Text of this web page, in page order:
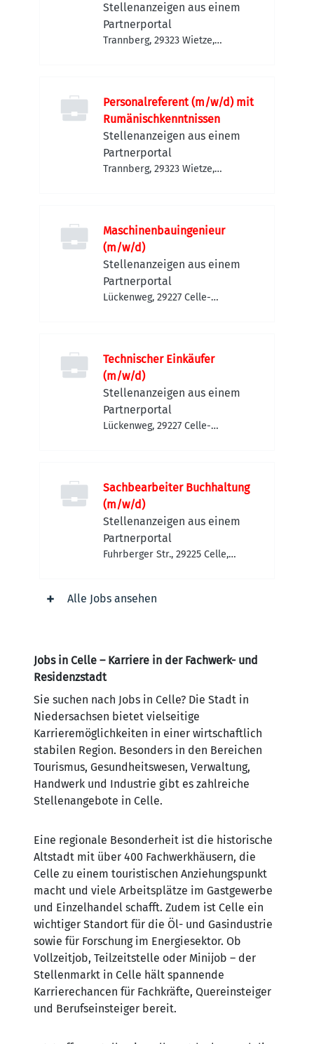
Stellenanzeigen aus einem
Partnerportal
Trannberg, 29323 Wietze,
Personalreferent (m/w/d) mit
Rumänischkenntnissen
Stellenanzeigen aus einem
Partnerportal
Trannberg, 29323 Wietze,
Maschinenbauingenieur
(m/w/d)
Stellenanzeigen aus einem
Partnerportal
Lückenweg, 29227 Celle-
Technischer Einkäufer
(m/w/d)
Stellenanzeigen aus einem
Partnerportal
Lückenweg, 29227 Celle-
Sachbearbeiter Buchhaltung
(m/w/d)
Stellenanzeigen aus einem
Partnerportal
Fuhrberger Str., 29225 Celle,
Alle Jobs ansehen
Jobs in Celle – Karriere in der Fachwerk- und
Residenzstadt
Sie suchen nach Jobs in Celle? Die Stadt in
Niedersachsen bietet vielseitige
Karrieremöglichkeiten in einer wirtschaftlich
stabilen Region. Besonders in den Bereichen
Tourismus, Gesundheitswesen, Verwaltung,
Handwerk und Industrie gibt es zahlreiche
Stellenangebote in Celle.
Eine regionale Besonderheit ist die historische
Altstadt mit über 400 Fachwerkhäusern, die
Celle zu einem touristischen Anziehungspunkt
macht und viele Arbeitsplätze im Gastgewerbe
und Einzelhandel schafft. Zudem ist Celle ein
wichtiger Standort für die Öl- und Gasindustrie
sowie für Forschung im Energiesektor. Ob
Vollzeitjob, Teilzeitstelle oder Minijob – der
Stellenmarkt in Celle hält spannende
Karrierechancen für Fachkräfte, Quereinsteiger
und Berufseinsteiger bereit.